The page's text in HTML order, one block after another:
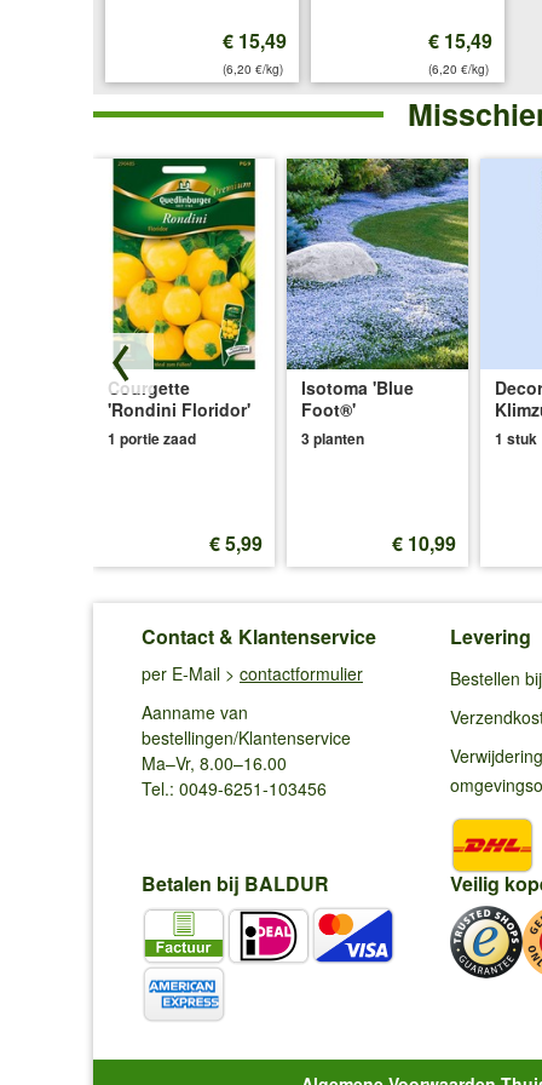
€ 15,49
(6,20 €/kg)
€ 15,49
(6,20 €/kg)
Courgette
'Rondini Floridor'
1 portie zaad
€ 5,99
Isotoma 'Blue
Foot®'
3 planten
€ 10,99
1 stuk
Contact & Klantenservice
per E-Mail > contactformulier
Aanname van
bestellingen/Klantenservice
Ma–Vr, 8.00–16.00
Tel.: 0049-6251-103456
Levering
Bestellen
Betalen bij BALDUR Veilig